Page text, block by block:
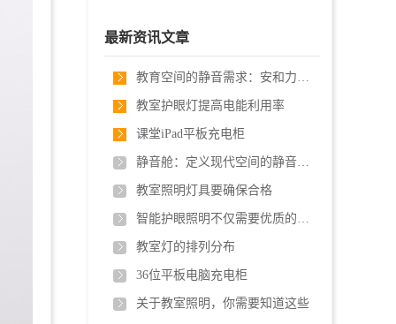
最新资讯文章
教育空间的静音需求：安和力静音舱提供可选择的安静
教室护眼灯提高电能利用率
课堂iPad平板充电柜
静音舱：定义现代空间的静音解决方案
教室照明灯具要确保合格
智能护眼照明不仅需要优质的教室护眼灯，
教室灯的排列分布
36位平板电脑充电柜
关于教室照明，你需要知道这些